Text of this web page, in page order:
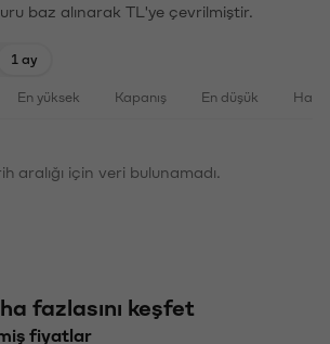
baz alınarak TL'ye çevrilmiştir.
1 ay
En yüksek Kapanış En düşük
aralığı için veri bulunamadı.
fazlasını keşfet
fiyatlar